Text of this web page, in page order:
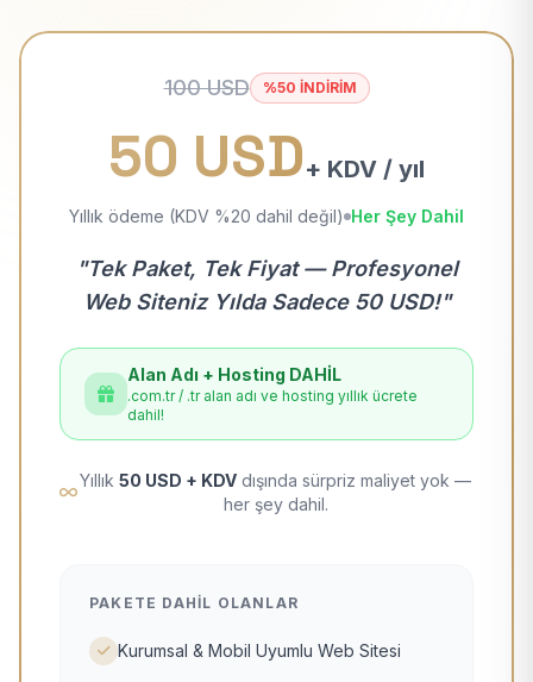
100 USD %50 İNDİRİM
50 USD+ KDV / yıl
Yıllık ödeme (KDV %20 dahil değil) Her Şey Dahil
"Tek Paket, Tek Fiyat — Profesyonel
Web Siteniz Yılda Sadece 50 USD!"
Alan Adı + Hosting DAHİL
.com.tr / .tr alan adı ve hosting yıllık ücrete
dahil!
Yıllık 50 USD + KDV dışında sürpriz maliyet yok —
her şey dahil.
PAKETE DAHIL OLANLAR
Kurumsal & Mobil Uyumlu Web Sitesi